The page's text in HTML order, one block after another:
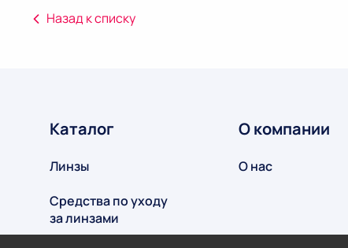
Назад к списку
Каталог
Линзы
Средства по уходу
за линзами
О компании
О нас